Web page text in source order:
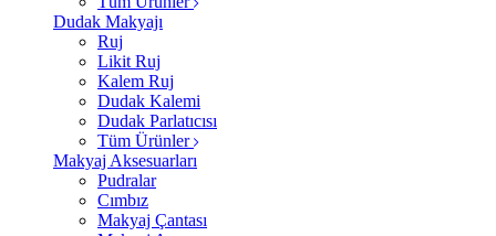
Dudak Makyajı
Ruj
Likit Ruj
Kalem Ruj
Dudak Kalemi
Dudak Parlatıcısı
Tüm Ürünler
Makyaj Aksesuarları
Pudralar
Cımbız
Makyaj Çantası